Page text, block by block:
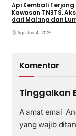
Api Kembali Terjang
Kawasan TNBTS,
dari Malang dan
Agustus 4, 2026
Komentar
Tinggalkan
Alamat email
yang wajib